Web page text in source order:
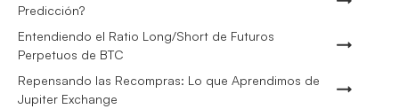
Predicción?
Entendiendo el Ratio Long/Short de Futuros
Perpetuos de BTC
Repensando las Recompras: Lo que Aprendimos de
Jupiter Exchange